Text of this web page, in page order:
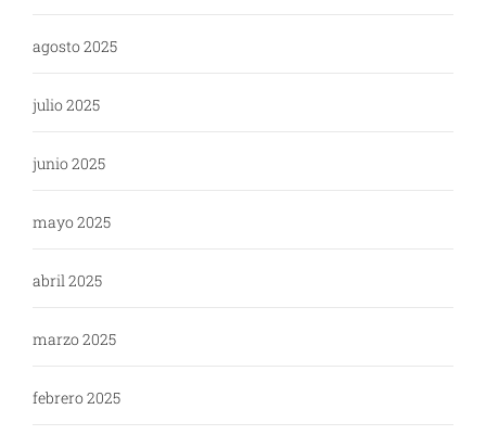
agosto 2025
julio 2025
junio 2025
mayo 2025
abril 2025
marzo 2025
febrero 2025